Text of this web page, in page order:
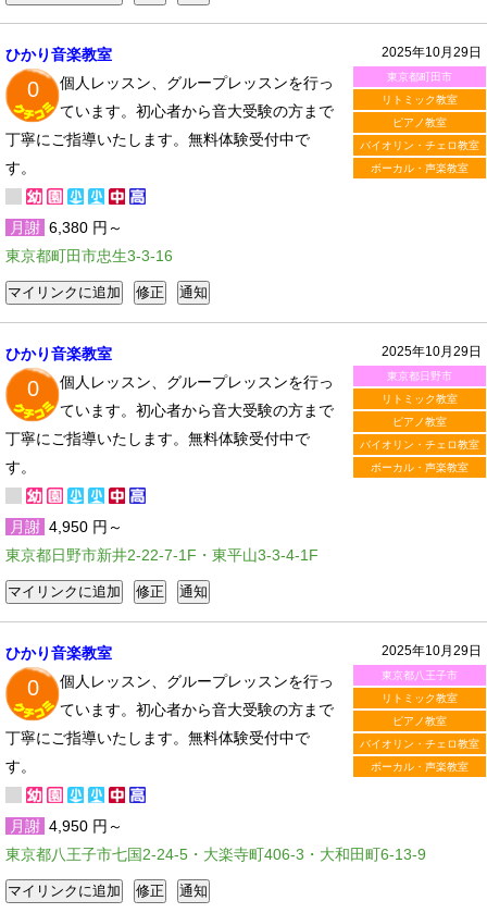
2025年10月29日
東京都町田市
リトミック教室
ピアノ教室
バイオリン・チェロ教室
ボーカル・声楽教室
ひかり音楽教室
0
個人レッスン、グループレッスンを行っ
ています。初心者から音大受験の方まで
丁寧にご指導いたします。無料体験受付中で
す。
月謝 6,380 円～
東京都町田市忠生3-3-16
2025年10月29日
東京都日野市
リトミック教室
ピアノ教室
バイオリン・チェロ教室
ボーカル・声楽教室
ひかり音楽教室
0
個人レッスン、グループレッスンを行っ
ています。初心者から音大受験の方まで
丁寧にご指導いたします。無料体験受付中で
す。
月謝 4,950 円～
東京都日野市新井2-22-7-1F・東平山3-3-4-1F
2025年10月29日
東京都八王子市
リトミック教室
ピアノ教室
バイオリン・チェロ教室
ボーカル・声楽教室
ひかり音楽教室
0
個人レッスン、グループレッスンを行っ
ています。初心者から音大受験の方まで
丁寧にご指導いたします。無料体験受付中で
す。
月謝 4,950 円～
東京都八王子市七国2-24-5・大楽寺町406-3・大和田町6-13-9